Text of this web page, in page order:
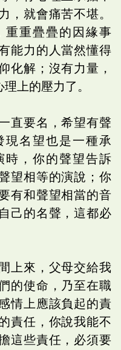
，就會痛苦不堪。
重重疊疊的因緣事
能力的人當然懂得
化解；沒有力量，
上的壓力了。
直要名，希望有聲
現名望也是一種承
時，你的聲望告訴
望相等的演說；你
有和聲望相當的音
己的名聲，這都必
上來，父母交給我
的使命，乃至在職
情上應該負起的責
責任，你說我能不
這些責任，必須要